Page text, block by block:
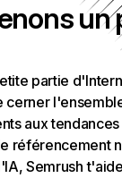
un
partie
cerner
aux
référencement
Semrush